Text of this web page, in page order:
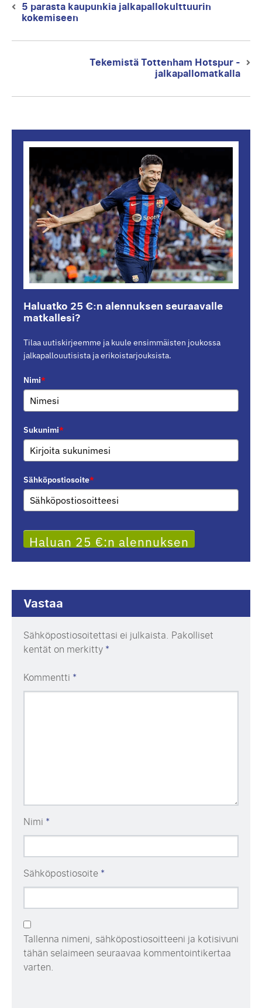
selaus
Previous
post:
5 parasta kaupunkia jalkapallokulttuurin
kokemiseen
Tekemistä Tottenham Hotspur -
jalkapallomatkalla
Haluatko 25 €:n alennuksen seuraavalle
matkallesi?
Tilaa uutiskirjeemme ja kuule ensimmäisten joukossa
jalkapallouutisista ja erikoistarjouksista.
Nimi*
Sukunimi*
Sähköpostiosoite*
Haluan 25 €:n alennuksen
Vastaa
Sähköpostiosoitettasi ei julkaista. Pakolliset
kentät on merkitty*
Kommentti *
Nimi *
Sähköpostiosoite*
Tallenna nimeni, sähköpostiosoitteeni ja kotisivuni
tähän selaimeen seuraavaa kommentointikertaa
varten.